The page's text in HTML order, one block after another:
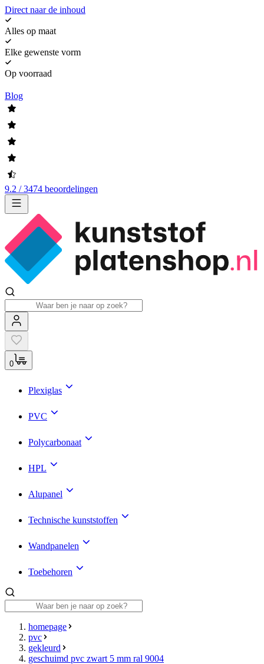
Direct naar de inhoud
Alles op maat
Elke gewenste vorm
Op voorraad
Blog
9.2 / 3474 beoordelingen
0
Plexiglas
PVC
Polycarbonaat
HPL
Alupanel
Technische kunststoffen
Wandpanelen
Toebehoren
homepage
pvc
gekleurd
geschuimd pvc zwart 5 mm ral 9004